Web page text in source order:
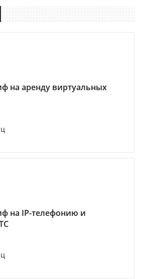
на аренду виртуальных
на IP-телефонию и